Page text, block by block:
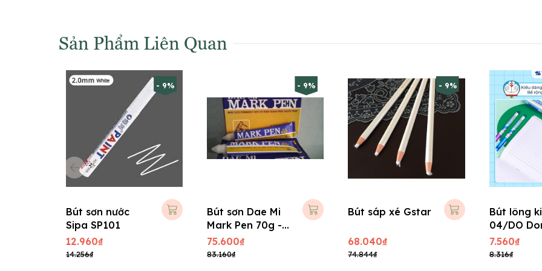
Sản Phẩm Liên Quan
- 9%
Bút sơn nước
Sipa SP101
12.960₫
14.256₫
- 9%
Bút sơn Dae Mi
Mark Pen 70g -
Vàng
75.600₫
83.160₫
- 9%
Bút sáp xé Gstar
68.040₫
74.844₫
Bút lông
04/DO
7.560₫
8.316₫